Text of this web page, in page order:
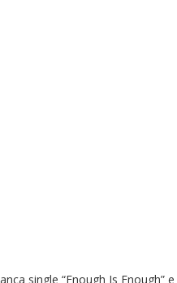
single “Enough Is Enough” e